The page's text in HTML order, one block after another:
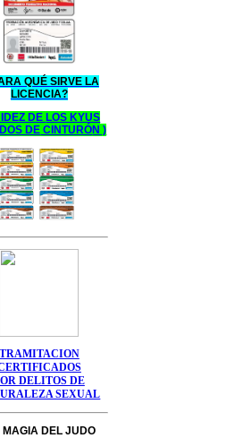
QUÉ SIRVE LA
LICENCIA?
IDEZ DELOS KYUS
DE CINTURÓN )
TRAMITACION
DELITOS DE
SEXUAL
MAGIA DEL JUDO